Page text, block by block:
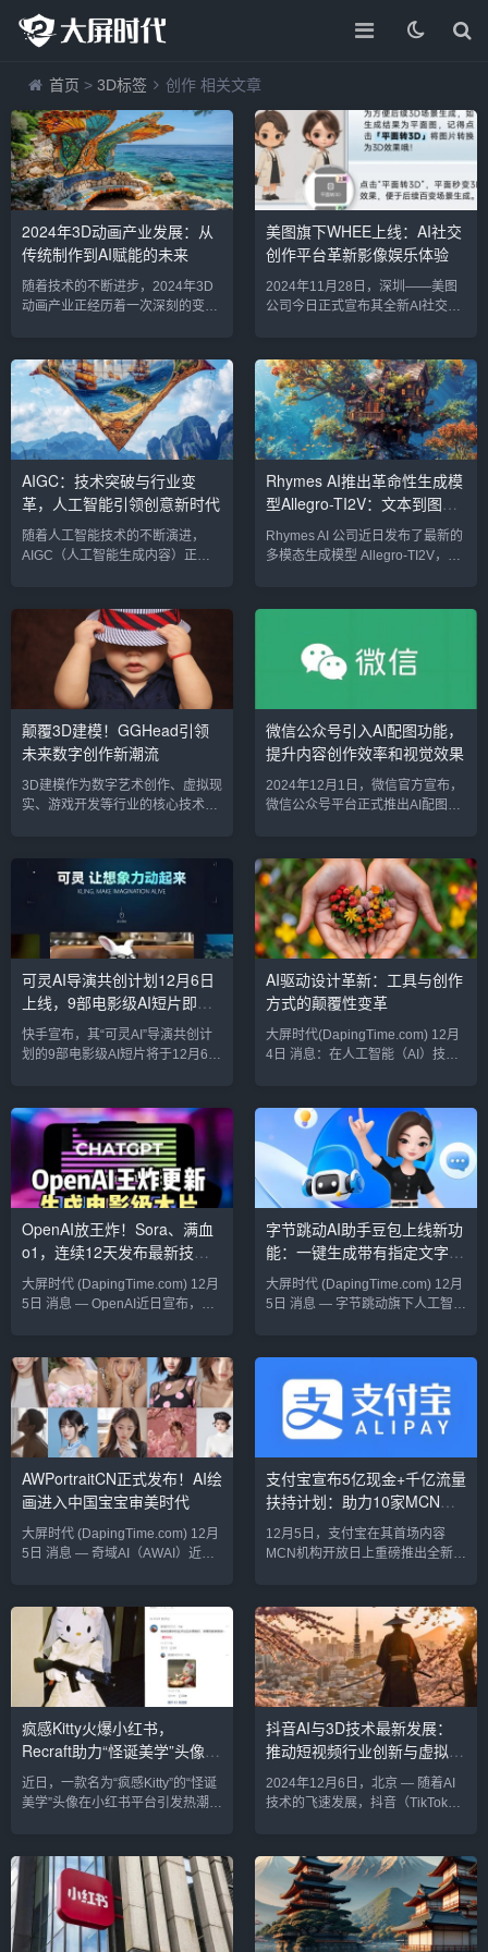
首页 > 3D标签 创作 相关文章
2024年3D动画产业发展：从
传统制作到AI赋能的未来
随着技术的不断进步，2024年3D
动画产业正经历着一次深刻的变
（AI）辅助制作，3D动画的生产流
程、创作方式和呈现效果都发生了
翻天覆地的变化。AI技术不仅提升
了动画制作的效率，还赋予了创作
者更大的创意自由，带来了前所未
有的沉浸式体验。这一转变不仅重
新定义了动画行业的生产模式，也
推动着整个娱乐产业的创新与发
美图旗下WHEE上线：AI社交
创作平台革新影像娱乐体验
2024年11月28日，深圳——美图
公司今日正式宣布其全新AI社交创
一重要布局。WHEE不仅是一个社
交平台，更融入了强大的AI创作工
具，用户能够在平台内创建、编辑
和分享个性化的照片、视频和动态
图像。这一创新型平台的推出，旨
在通过人工智能技术提供更加个性
化和创意化的影像内容创作体验，
推动影像娱乐行业的发展。1.
AIGC：技术突破与行业变
革，人工智能引领创意新时代
随着人工智能技术的不断演进，
AIGC（人工智能生成内容）正以
革。无论是语言生成、图像创作、
视频制作，还是音乐创作，AIGC
正成为创意产业的关键力量。2024
年，AIGC领域迎来了突破性进
展，全球科技巨头纷纷加大投入，
各国政府也开始制定政策，以引领
这一技术的规范发展。1. OpenAI
发布GPT-5，推动生成式AI技术的
Rhymes AI推出革命性生成模
型Allegro-TI2V：文本到图像
到视频的未来之旅
Rhymes AI 公司近日发布了最新的
多模态生成模型 Allegro-TI2V，这
to-Video）变得前所未有的简单与
高效。Allegro-TI2V的推出，不仅
化，还标志着AI技术在内容生成领
域的又一重大突破。Allegro-T...
颠覆3D建模！GGHead引领
未来数字创作新潮流
3D建模作为数字艺术创作、虚拟现
实、游戏开发等行业的核心技术，
GGHead的出现，这一局面正迎来
彻底的颠覆。作为一款革命性的3D
建模工具，GGHead采用了前沿的
AI技术和极简化的用户界面，让任
何用户都能轻松创建复杂的3D模
型，打破了传统建模的壁垒，为数
字创作带来了全新的可能性。AI驱
动，简化建模流程GGHead的最大
微信公众号引入AI配图功能，
提升内容创作效率和视觉效果
2024年12月1日，微信官方宣布，
微信公众号平台正式推出AI配图功
高质量的图片，从而提升文章的视
觉吸引力和内容创作的效率。AI赋
能内容创作，提升视觉效果随着短
视频和图文并茂的内容形式日益成
为用户获取信息的主流方式，微信
公众号作为微信生态中重要的内容
传播平台，正在不断优化其内容创
作工具。AI配图功能的推出，正是
可灵AI导演共创计划12月6日
上线，9部电影级AI短片即将
亮相
快手宣布，其“可灵AI”导演共创计
划的9部电影级AI短片将于12月6日
创作，标志着人工智能技术在影视
创作领域的创新应用。全球首个真
实影像级AI生成模型“可灵AI”是快
手推出的全球首个面向用户开放的
真实影像级视频生成大模型，自
2024年6月6日上线以来，已累计
服务超过160万用户，生成了2500
万张图片和1600万个视频。在本次
AI驱动设计革新：工具与创作
方式的颠覆性变革
大屏时代(DapingTime.com) 12月
4日 消息：在人工智能（AI）技术
论是图像设计、UI/UX设计，还是
产品原型制作，AI的融入正在极大
地提升设计效率、丰富设计创作的
可能性，并推动整个行业的创新。
传统的设计工具正在与AI技术深度
结合，出现了一批智能化的设计软
件，它们能够快速生成创意、自动
化处理设计任务，甚至为设计师提
OpenAI放王炸！Sora、满血
o1，连续12天发布最新技
术！
大屏时代 (DapingTime.com) 12月
5日 消息 — OpenAI近日宣布，将
作日通过直播展示一项新技术或产
品。这场被外界誉为“AI圣诞季”的
技术狂欢，将涵盖重大发布和小型
惊喜，其中备受关注的Sora文本生
成视频工具和新一代推理模型满血
版o1将成为亮点。Sora：从文本到
视频，AI内容创作的全新边界作为
此次活动中的明星技术...
字节跳动AI助手豆包上线新功
能：一键生成带有指定文字的
图片
大屏时代 (DapingTime.com) 12月
5日 消息 — 字节跳动旗下人工智能
出旨在进一步提升用户的创意表达
效率，为社交、营销及内容创作提
供新的助力。功能亮点：智能与创
意的结合“豆包”新上线的图片生成
功能基于强大的AI技术，具备以下
核心亮点：指定文字生成：用户只
需输入文本，豆包即可在几秒内生
AWPortraitCN正式发布！AI绘
画进入中国宝宝审美时代
大屏时代 (DapingTime.com) 12月
5日 消息 — 奇域AI（AWAI）近日
中国宝宝审美量身打造的图像生成
模型。该平台旨在满足国内用户对
中式审美的追求，填补AI绘画在东
方文化表现力上的空白。专注中式
审美，打造独特绘画体验
AWPortraitCN深植于中国文化，通
过深度学习和优化算法，能够生成
符合中国传统美学的艺术作品...
支付宝宣布5亿现金+千亿流量
扶持计划：助力10家MCN年
收入破千万
12月5日，支付宝在其首场内容
MCN机构开放日上重磅推出全新内
者和MCN机构。据悉，支付宝目标
在一年内培育出10家年收入超千万
的MCN机构，同时进一步丰富平台
的内容生态。激励计划详情支付宝
的全新激励计划聚焦财商教育和生
活服务领域，旨在提升原创内容的
质量和多样性。计划的主要内容包
括：现金激励：全年总投入5亿
MCN...
疯感Kitty火爆小红书，
Recraft助力“怪诞美学”头像风
潮
近日，一款名为“疯感Kitty”的“怪诞
美学”头像在小红书平台引发热潮。
的关注，同时也掀起了一股用AI设
计工具Recraft创作个性化头像的浪
潮。疯感Kitty：怪诞与可爱的完美
融合“疯感Kitty”是一个融合了经典
卡通形象Hello Kitty与超现实风格
抖音AI与3D技术最新发展：
推动短视频行业创新与虚拟内
容创造
2024年12月6日，北京 — 随着AI
技术的飞速发展，抖音（TikTok）
全球领先的短视频平台，抖音不仅
在推荐算法和内容创作上持续优
化，还在虚拟现实（VR）、增强
现实（AR）和3D内容制作等方面
取得了突破性进展。2024年12